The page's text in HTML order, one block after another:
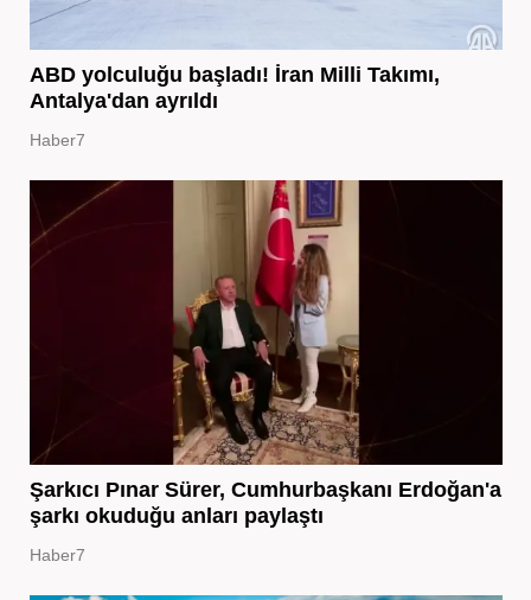
ABD yolculuğu başladı! İran Milli Takımı,
Antalya'dan ayrıldı
Haber7
Şarkıcı Pınar Sürer, Cumhurbaşkanı Erdoğan'a
şarkı okuduğu anları paylaştı
Haber7